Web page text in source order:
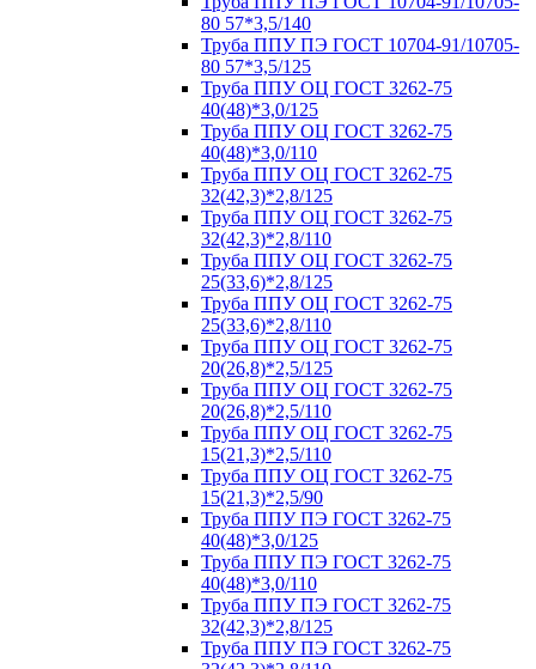
80 57*3,5/140
Труба ППУ ПЭ ГОСТ 10704-91/10705-
80 57*3,5/125
Труба ППУ ОЦ ГОСТ 3262-75
40(48)*3,0/125
Труба ППУ ОЦ ГОСТ 3262-75
40(48)*3,0/110
Труба ППУ ОЦ ГОСТ 3262-75
32(42,3)*2,8/125
Труба ППУ ОЦ ГОСТ 3262-75
32(42,3)*2,8/110
Труба ППУ ОЦ ГОСТ 3262-75
25(33,6)*2,8/125
Труба ППУ ОЦ ГОСТ 3262-75
25(33,6)*2,8/110
Труба ППУ ОЦ ГОСТ 3262-75
20(26,8)*2,5/125
Труба ППУ ОЦ ГОСТ 3262-75
20(26,8)*2,5/110
Труба ППУ ОЦ ГОСТ 3262-75
15(21,3)*2,5/110
Труба ППУ ОЦ ГОСТ 3262-75
15(21,3)*2,5/90
Труба ППУ ПЭ ГОСТ 3262-75
40(48)*3,0/125
Труба ППУ ПЭ ГОСТ 3262-75
40(48)*3,0/110
Труба ППУ ПЭ ГОСТ 3262-75
32(42,3)*2,8/125
Труба ППУ ПЭ ГОСТ 3262-75